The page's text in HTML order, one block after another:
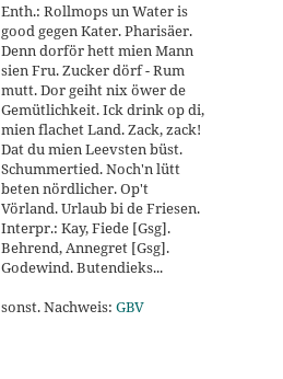
Enth.: Rollmops un Water is
good gegen Kater. Pharisäer.
Denn dorför hett mien Mann
sien Fru. Zucker dörf - Rum
mutt. Dor geiht nix öwer de
Gemütlichkeit. Ick drink op di,
mien flachet Land. Zack, zack!
Dat du mien Leevsten büst.
Schummertied. Noch'n lütt
beten nördlicher. Op't
Vörland. Urlaub bi de Friesen.
Interpr.: Kay, Fiede [Gsg].
Behrend, Annegret [Gsg].
Godewind. Butendieks...
sonst. Nachweis: GBV